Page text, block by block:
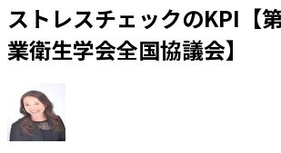
ストレスチェックのKPI【
業衛生学会全国協議会】